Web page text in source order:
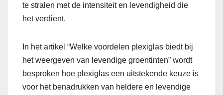
te stralen met de intensiteit en levendigheid die
het verdient.
In het artikel “Welke voordelen plexiglas biedt bij
het weergeven van levendige groentinten” wordt
besproken hoe plexiglas een uitstekende keuze is
voor het benadrukken van heldere en levendige